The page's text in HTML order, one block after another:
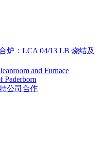
炉：LCA 04/13 LB 烧结及
and Furnace
Paderborn
公司合作